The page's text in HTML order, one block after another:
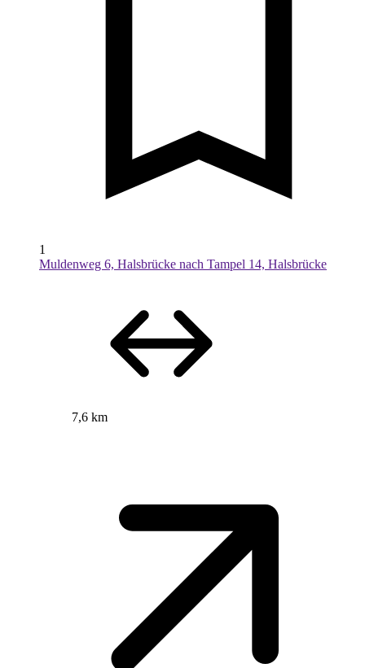
1
Muldenweg 6, Halsbrücke nach Tampel 14, Halsbrücke
7,6 km